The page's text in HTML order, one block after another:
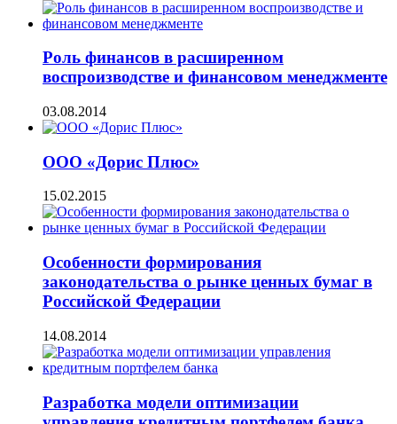
Роль финансов в расширенном
воспроизводстве и финансовом менеджменте
03.08.2014
ООО «Дорис Плюс»
15.02.2015
Особенности формирования
законодательства о рынке ценных бумаг в
Российской Федерации
14.08.2014
Разработка модели оптимизации